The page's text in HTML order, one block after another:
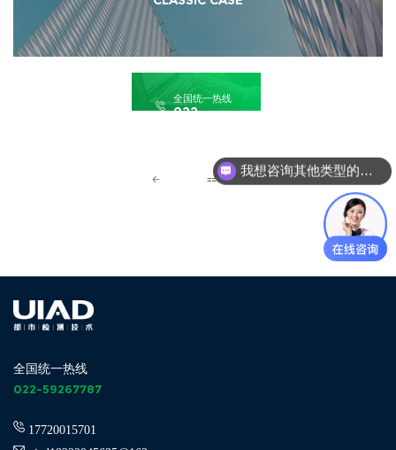
全国统一热线
022-
全国统一热线
022-59267787
17720015701
我想咨询其他类型的检测鉴定